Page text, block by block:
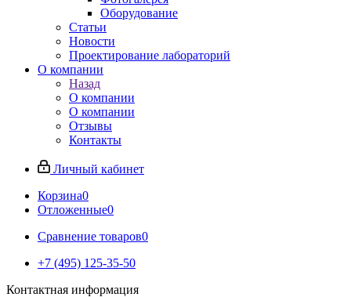
Оборудование
Статьи
Новости
Проектирование лабораторий
О компании
Назад
О компании
О компании
Отзывы
Контакты
Личный кабинет
Корзина0
Отложенные0
Сравнение товаров0
+7 (495) 125-35-50
Контактная информация